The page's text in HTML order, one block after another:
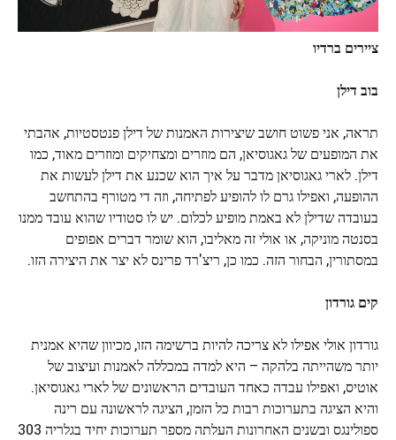
ציירים ברדיו
בוב דילן
תראה, אני פשוט חושב שיצירות האמנות של דילן פנטסטיות, אהבתי
את המופעים של גאגוסיאן, הם מוזרים ומצחיקים ומוזרים מאוד, כמו
דילן. לארי גאגוסיאן מדבר על איך הוא שכנע את דילן לעשות את
ההופעה, ואפילו גרם לו להופיע לפתיחה, וזה די מטורף בהתחשב
בעובדה שדילן לא באמת מופיע לכלום. יש לו סטודיו שהוא עובד ממנו
בסנטה מוניקה, או אולי זה מאליבו, הוא שומר דברים אפופים
במסתורין, הבחור הזה. כמו כן, ריצ'רד פרינס לא יצר את היצירה הזו.
קים גורדון
גורדון אולי אפילו לא צריכה להיות ברשימה הזו, מכיוון שהיא אמנית
יותר משהייתה בלהקה – היא למדה במכללה לאמנות ועיצוב של
אוטיס, ואפילו עבדה כאחד העובדים הראשונים של לארי גאגוסיאן.
והיא הציגה בתערוכות רבות כל הזמן, הציגה לראשונה עם רינה
ספולינגס ובשנים האחרונות העלתה מספר תערוכות יחיד בגלריה 303